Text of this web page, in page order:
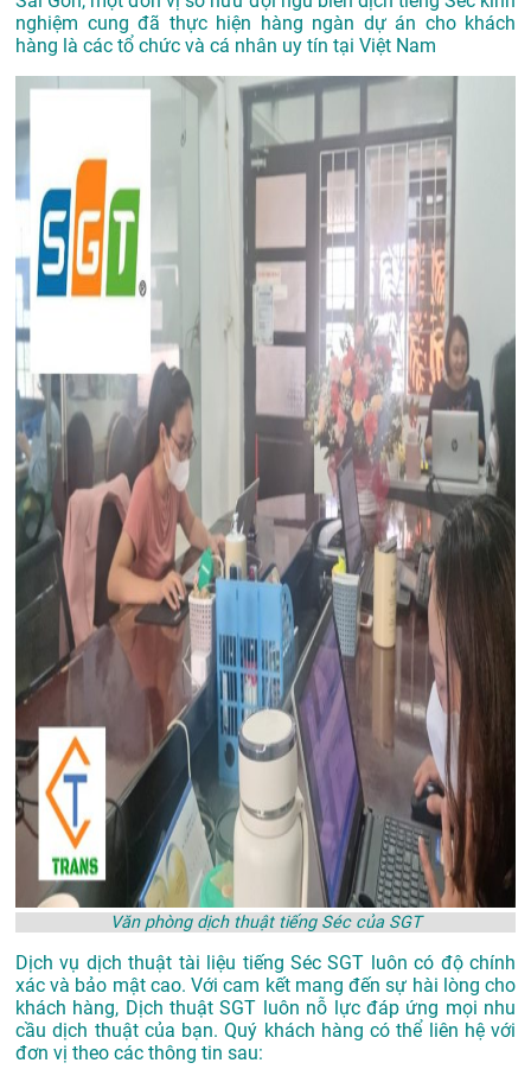
nghiệm cung đã thực hiện hàng ngàn dự án cho khách
hàng là các tổ chức và cá nhân uy tín tại Việt Nam
Văn phòng dịch thuật tiếng Séc của SGT
Dịch vụ dịch thuật tài liệu tiếng Séc SGT luôn có độ chính
xác và bảo mật cao. Với cam kết mang đến sự hài lòng cho
khách hàng, Dịch thuật SGT luôn nỗ lực đáp ứng mọi nhu
cầu dịch thuật của bạn. Quý khách hàng có thể liên hệ với
đơn vị theo các thông tin sau: